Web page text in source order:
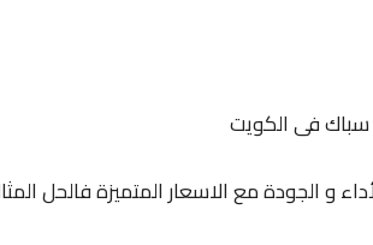
فى الكويت
و الجودة مع الاسعار المتميزة فالحل